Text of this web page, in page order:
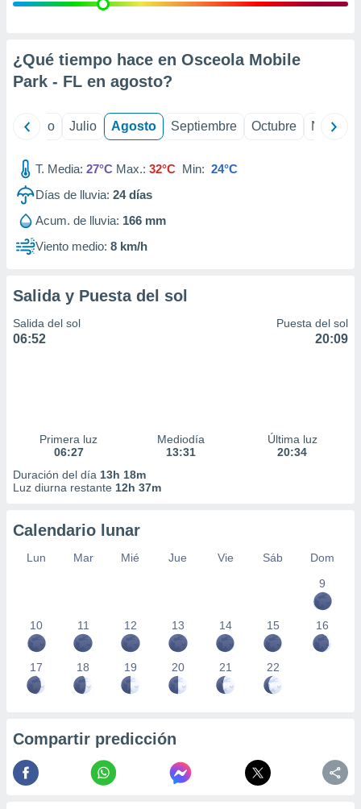
e
mediante
de
1199
¿Qué tiempo hace en Osceola Mobile
Park - FL en agosto?
Junio Julio Agosto Septiembre Octubre
T. Media: 27°C Max.: 32°C Min: 24°C
Días de lluvia: 24días
Acum. de lluvia: 166 mm
Viento medio: 8 km/h
Salida y Puesta del sol
Salida del sol
06:52
Puesta del sol
20:09
Primera luz
06:27
Mediodía
13:31
Última luz
20:34
Duración del día 13h 18m
Luz diurna restante 12h 37m
Calendario lunar
Lun Mar Mié Jue Vie Sáb
Dom
9
10 11 12 13 14 15 16
17 18 19 20 21 22
Compartir predicción